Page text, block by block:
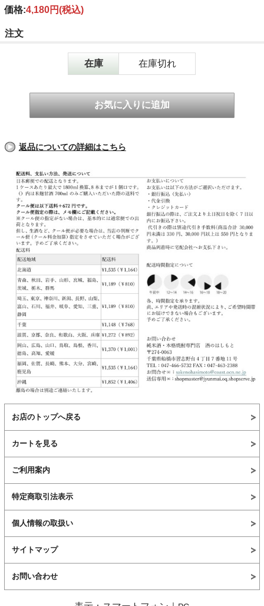
価格:4,180円(税込)
注文
在庫 在庫切れ
返品についての詳細はこちら
お店のトップへ戻る
カートを見る
ご利用案内
特定商取引法表示
個人情報の取扱い
サイトマップ
お問い合わせ